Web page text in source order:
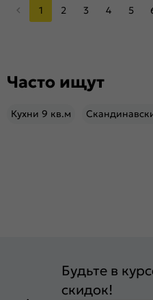
1 2 3 4 5
Часто ищут
Кухни 9 кв.м
Будьте в
скидок!